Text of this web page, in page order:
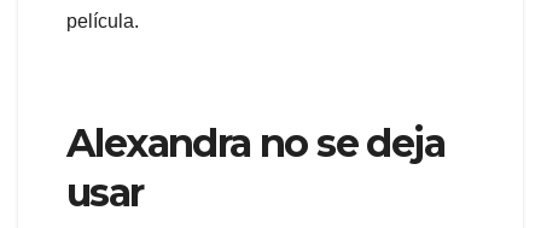
película.
Alexandra no se deja
usar